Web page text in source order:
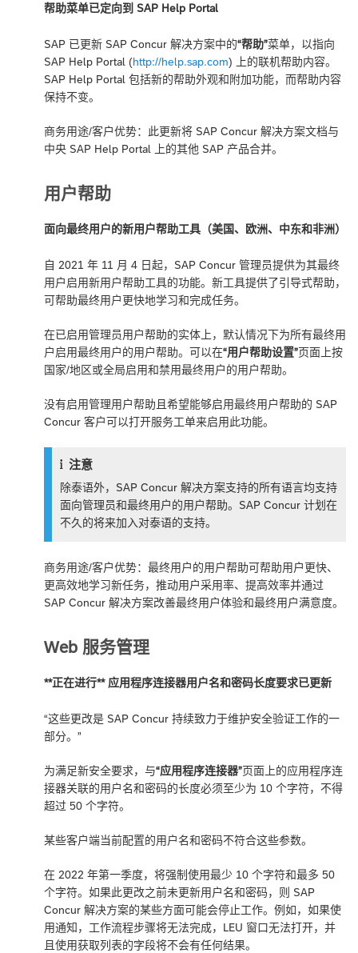
帮助菜单已定向到 SAP Help Portal
SAP 已更新 SAP Concur 解决方案中的“帮助”菜单，以指向
SAP Help Portal (http://help.sap.com) 上的联机帮助内容。
SAP Help Portal 包括新的帮助外观和附加功能，而帮助内容
保持不变。
商务用途/客户优势：此更新将 SAP Concur 解决方案文档与
中央 SAP Help Portal 上的其他 SAP 产品合并。
用户帮助
面向最终用户的新用户帮助工具（美国、欧洲、中东和非洲）
自 2021 年 11 月 4 日起，SAP Concur 管理员提供为其最终
用户启用新用户帮助工具的功能。新工具提供了引导式帮助，
可帮助最终用户更快地学习和完成任务。
在已启用管理员用户帮助的实体上，默认情况下为所有最终用
户启用最终用户的用户帮助。可以在“用户帮助设置”页面上按
国家/地区或全局启用和禁用最终用户的用户帮助。
没有启用管理用户帮助且希望能够启用最终用户帮助的 SAP
Concur 客户可以打开服务工单来启用此功能。
注意
除泰语外，SAP Concur 解决方案支持的所有语言均支持
面向管理员和最终用户的用户帮助。SAP Concur 计划在
不久的将来加入对泰语的支持。
商务用途/客户优势：最终用户的用户帮助可帮助用户更快、
更高效地学习新任务，推动用户采用率、提高效率并通过
SAP Concur 解决方案改善最终用户体验和最终用户满意度。
Web 服务管理
**正在进行** 应用程序连接器用户名和密码长度要求已更新
“这些更改是 SAP Concur 持续致力于维护安全验证工作的一
部分。”
为满足新安全要求，与“应用程序连接器”页面上的应用程序连
接器关联的用户名和密码的长度必须至少为 10 个字符，不得
超过 50 个字符。
某些客户端当前配置的用户名和密码不符合这些参数。
在 2022 年第一季度，将强制使用最少 10 个字符和最多 50
个字符。如果此更改之前未更新用户名和密码，则 SAP
Concur 解决方案的某些方面可能会停止工作。例如，如果使
用通知，工作流程步骤将无法完成，LEU 窗口无法打开，并
且使用获取列表的字段将不会有任何结果。